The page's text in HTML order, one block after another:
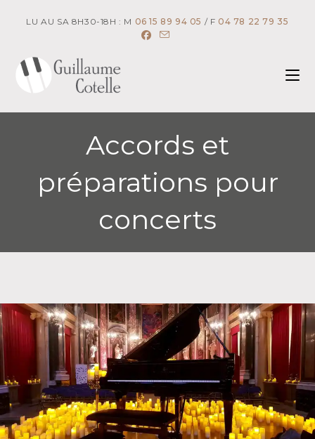
LU AU SA 8H30-18H : M 06 15 89 94 05 / F 04 78 22 79 35
Accords et
préparations pour
concerts